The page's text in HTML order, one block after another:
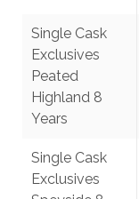
Single Cask
Exclusives
Peated
Highland 8
Years
Single Cask
Exclusives